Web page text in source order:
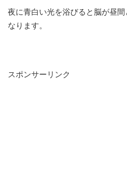
夜に青白い光を浴びると脳が昼間
なります。
スポンサーリンク